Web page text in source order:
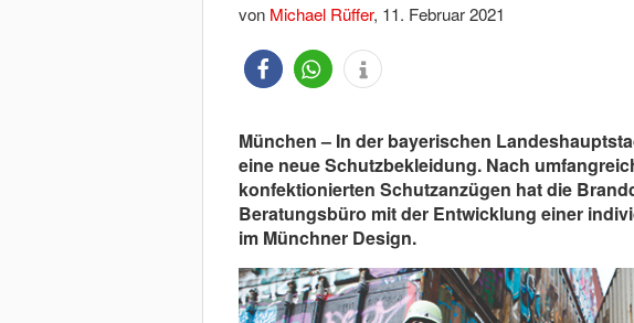
von Michael Rüffer, 11. Februar 2021
München – In der bayerischen
eine neue Schutzbekleidung. Nach
konfektionierten Schutzanzügen hat die
Beratungsbüro mit der Entwicklung einer
im Münchner Design.